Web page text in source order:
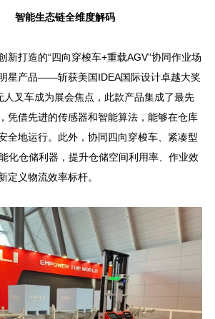
智能生态链全维度解码
新打造的“四向穿梭车+重载AGV”协同作业场
星产品——斩获美国IDEA国际设计卓越大奖
人叉车成为展会焦点，此款产品集成了最先
凭借先进的传感器和智能算法，能够在仓库
全地运行。此外，协同四向穿梭车、紧凑型
化仓储利器，提升仓储空间利用率、作业效
定义物流效率标杆。